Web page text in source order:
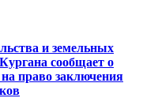
и земельных
сообщает о
право заключения